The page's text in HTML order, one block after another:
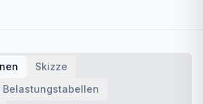
Skizze